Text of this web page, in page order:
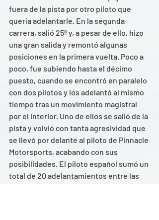
fuera de la pista por otro piloto que
quería adelantarle. En la segunda
carrera, salió 25º y, a pesar de ello, hizo
una gran salida y remontó algunas
posiciones en la primera vuelta. Poco a
poco, fue subiendo hasta el décimo
puesto, cuando se encontró en paralelo
con dos pilotos y los adelantó al mismo
tiempo tras un movimiento magistral
por el interior. Uno de ellos se salió de la
pista y volvió con tanta agresividad que
se llevó por delante al piloto de Pinnacle
Motorsports, acabando con sus
posibilidades. El piloto español sumó un
total de 20 adelantamientos entre las